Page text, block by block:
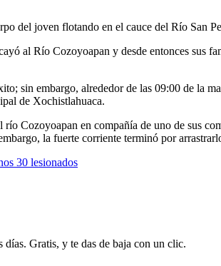
del joven flotando en el cauce del Río San
al Río Cozoyoapan y desde entonces sus
sin embargo, alrededor de las 09:00 de la
de Xochistlahuaca.
Cozoyoapan en compañía de uno de sus
la fuerte corriente terminó por
30 lesionados
Gratis, y te das de baja con un clic.